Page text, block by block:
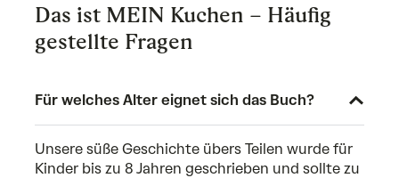
Das ist MEIN Kuchen – Häufig
gestellte Fragen
Für welches Alter eignet sich das Buch?
Unsere süße Geschichte übers Teilen wurde für
Kinder bis zu 8 Jahren geschrieben und sollte zu